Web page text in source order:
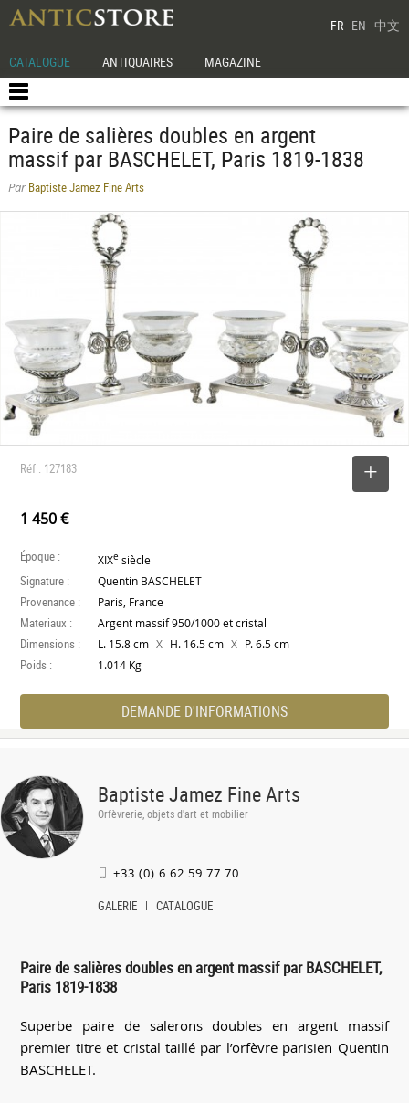
FR EN 中文
CATALOGUE ANTIQUAIRES MAGAZINE
Paire de salières doubles en argent
massif par BASCHELET, Paris 1819-1838
ParBaptiste Jamez Fine Arts
Réf : 127183
1 450 €
Époque : XIXe siècle
Signature : Quentin BASCHELET
Provenance : Paris, France
Materiaux : Argent massif 950/1000 et cristal
Dimensions : L. 15.8 cm X H. 16.5 cm X P. 6.5 cm
Poids : 1.014 Kg
DEMANDE D'INFORMATIONS
Baptiste Jamez Fine Arts
Orfèvrerie, objets d'art et mobilier
+33 (0) 6 62 59 77 70
GALERIE CATALOGUE
Paire de salières doubles en argent massif par BASCHELET,
Paris 1819-1838
Superbe paire de salerons doubles en argent massif
premier titre et cristal taillé par l’orfèvre parisien Quentin
BASCHELET.